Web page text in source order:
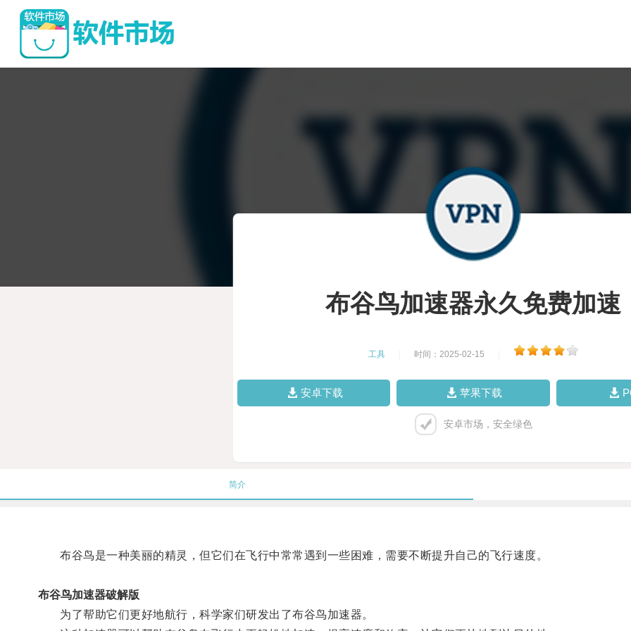
布谷鸟加速器永久免费加速
工具 时间：2025-02-15
安卓下载 苹果下载
安卓市场，安全绿色
简介
布谷鸟是一种美丽的精灵，但它们在飞行中常常遇到一些困难，需要不断提升自己的飞行速度。
布谷鸟加速器破解版
为了帮助它们更好地航行，科学家们研发出了布谷鸟加速器。